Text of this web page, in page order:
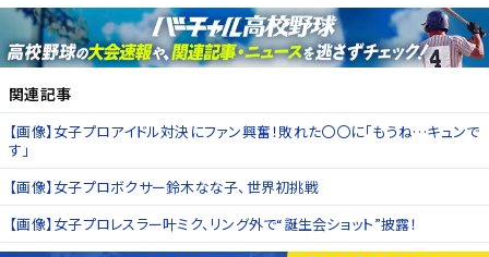
関連記事
【画像】女子プロアイドル対決にファン興奮！敗れた〇〇に「もうね…キュンで
す」
【画像】女子プロボクサー鈴木なな子、世界初挑戦
【画像】女子プロレスラー叶ミク、リング外で“誕生会ショット”披露！